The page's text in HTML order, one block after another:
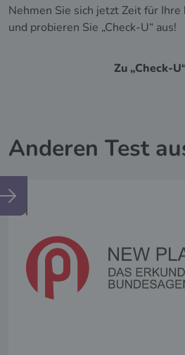
Nehmen Sie sich jetzt Zeit für
und probieren Sie „Check-U“ aus!
Zu „Check-
Anderen Test